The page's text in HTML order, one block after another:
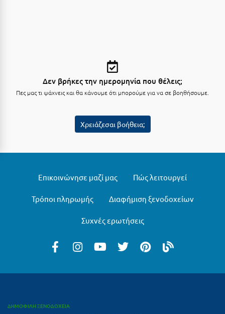
Κόνιτσα
Κουρούτα Ηλείας
Κύπρος
Δεν βρήκες την ημερομηνία που θέλεις;
Πες μας τι ψάχνεις και θα κάνουμε ότι μπορούμε για να σε βοηθήσουμε.
Χρειάζεσαι βοήθεια;
Επικοινώνησε μαζί μας Πώς λειτουργεί
Τρόποι πληρωμής Διαφήμιση ξενοδοχείων
Συχνές ερωτήσεις
ΔΗΜΟΦΙΛΗ ΞΕΝΟΔΟΧΕΙΑ